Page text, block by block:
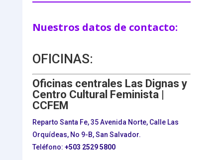
Nuestros datos de contacto:
OFICINAS:
Oficinas centrales Las Dignas y
Centro Cultural Feminista |
CCFEM
Reparto Santa Fe, 35 Avenida Norte, Calle Las
Orquídeas, No 9-B, San Salvador.
Teléfono: +503 2529 5800